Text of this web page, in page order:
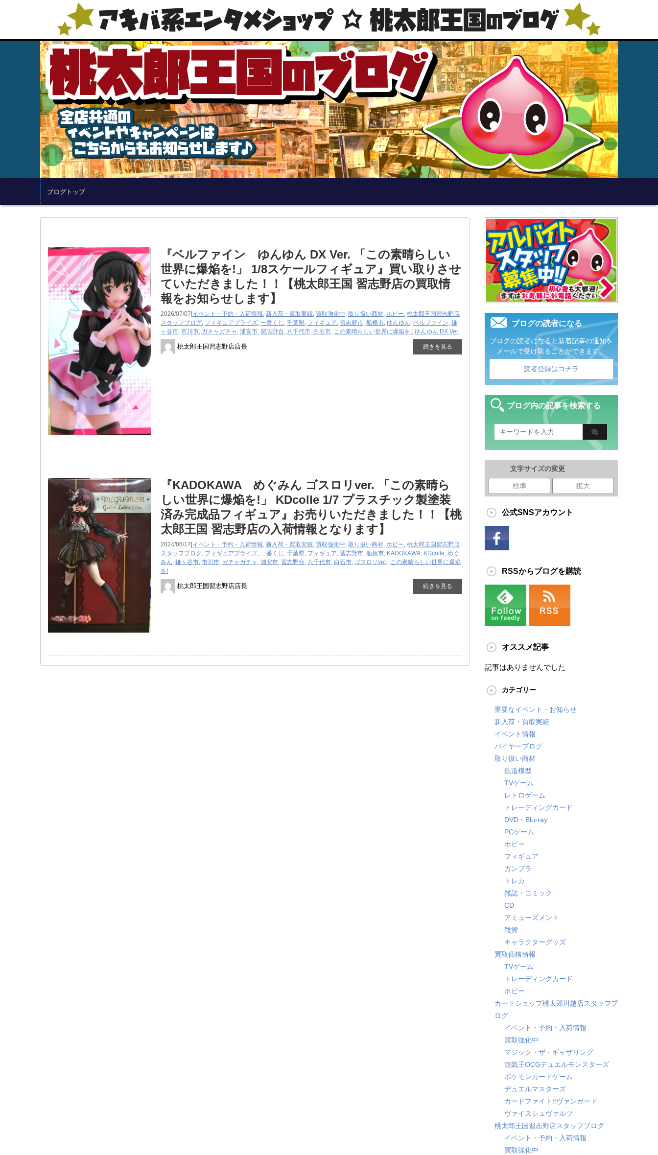
ブログトップ
『ベルファイン ゆんゆん ​DX ​Ver. ​「この素晴らしい
世界に爆焔を!」 ​1/8スケールフィギュア』買い取りさせ
ていただきました！！【桃太郎王国 習志野店の買取情
報をお知らせします】
2026/07/07| イベント・予約・入荷情報, 新入荷・買取実績, 買取強化中, 取り扱い商材, ホビー, 桃太郎王国習志野店
スタッフブログ, フィギュアプライズ, 一番くじ , 千葉県, フィギュア, 習志野市, 船橋市, ゆんゆん, ベルファイン, 鎌
ヶ谷市, 市川市, ガチャガチャ , 浦安市, 習志野台, 八千代市, 白石市, この素晴らしい世界に爆焔を!, ゆんゆん ​DX ​Ver.
桃太郎王国習志野店店長 続きを見る
『KADOKAWA めぐみん ​ゴスロリver. ​「この素晴ら
しい世界に爆焔を!」 ​KDcolle ​1/7 ​プラスチック製塗装
済み完成品フィギュア』お売りいただきました！！【桃
太郎王国 習志野店の入荷情報となります】
2024/06/17| イベント・予約・入荷情報, 新入荷・買取実績, 買取強化中, 取り扱い商材, ホビー, 桃太郎王国習志野店
スタッフブログ, フィギュアプライズ, 一番くじ , 千葉県, フィギュア, 習志野市, 船橋市, KADOKAWA, KDcolle, めぐ
みん, 鎌ヶ谷市, 市川市, ガチャガチャ , 浦安市, 習志野台, 八千代市, 白石市, ゴスロリver., この素晴らしい世界に爆焔
を!
桃太郎王国習志野店店長 続きを見る
ブログの読者になる
ブログの読者になると新着記事の通知を
メールで受け取ることができます。
読者登録はコチラ
ブログ内の記事を検索する
文字サイズの変更
標準 拡大
公式SNSアカウント
RSSからブログを購読
オススメ記事
記事はありませんでした
カテゴリー
重要なイベント・お知らせ
新入荷・買取実績
イベント情報
バイヤーブログ
取り扱い商材
鉄道模型
TVゲーム
レトロゲーム
トレーディングカード
DVD・Blu-ray
PCゲーム
ホビー
フィギュア
ガンプラ
トレカ
雑誌・コミック
CD
アミューズメント
雑貨
キャラクターグッズ
買取価格情報
TVゲーム
トレーディングカード
ホビー
カードショップ桃太郎川越店スタッフブ
ログ
イベント・予約・入荷情報
買取強化中
マジック・ザ・ギャザリング
遊戯王OCGデュエルモンスターズ
ポケモンカードゲーム
デュエルマスターズ
カードファイト!!ヴァンガード
ヴァイスシュヴァルツ
桃太郎王国習志野店スタッフブログ
イベント・予約・入荷情報
買取強化中